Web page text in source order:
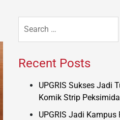
for:
Recent Posts
UPGRIS Sukses Jadi
Komik Strip
UPGRIS Jadi